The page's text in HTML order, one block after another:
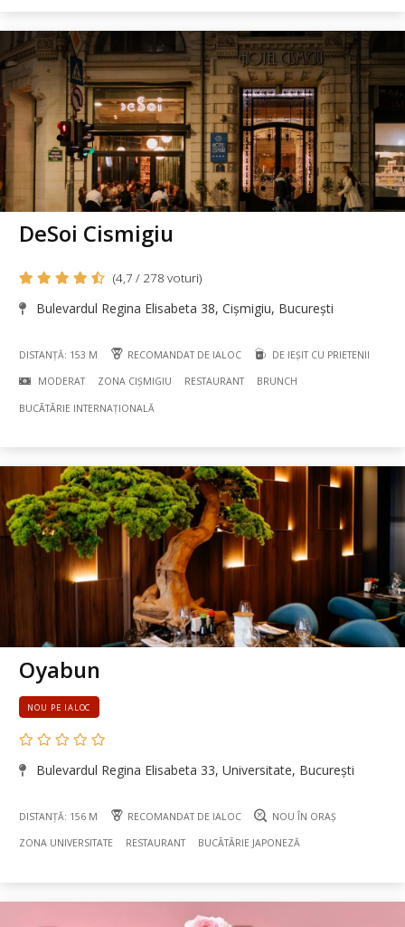
DeSoi Cismigiu
(4,7 / 278 voturi)
Bulevardul Regina Elisabeta 38, Cișmigiu, București
DISTANȚĂ: 153 M RECOMANDAT DE IALOC DE IEȘIT CU PRIETENII
MODERAT ZONA CIȘMIGIU RESTAURANT BRUNCH
BUCÃTÃRIE INTERNAȚIONALĂ
Oyabun
NOU PE IALOC
Bulevardul Regina Elisabeta 33, Universitate, București
DISTANȚĂ: 156 M RECOMANDAT DE IALOC NOU ÎN ORAȘ
ZONA UNIVERSITATE RESTAURANT BUCÃTÃRIE JAPONEZĂ